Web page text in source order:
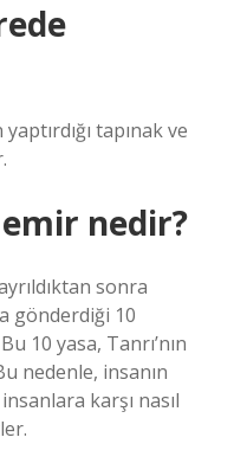
tapınak ve
emir nedir?
sonra
gönderdiği 10
10 yasa, Tanrı’nın
nedenle, insanın
karşı nasıl